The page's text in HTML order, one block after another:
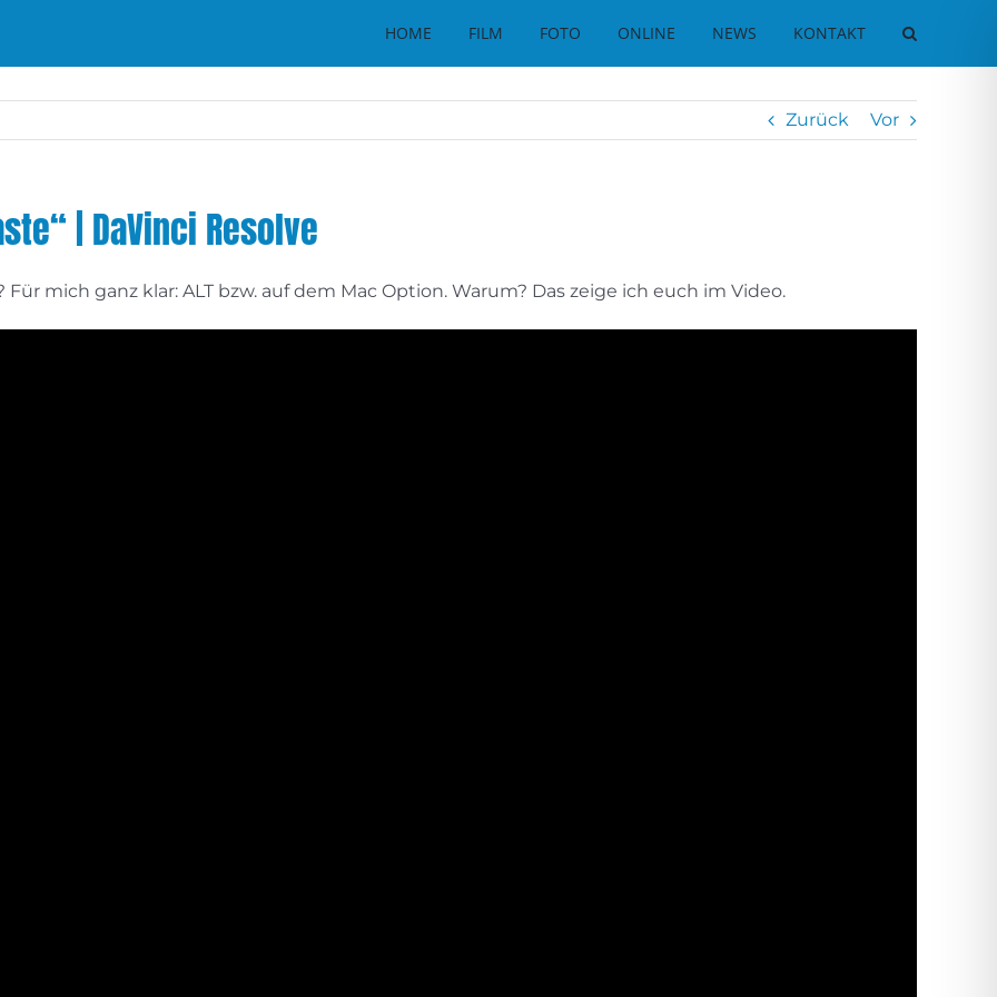
HOME FILM FOTO ONLINE NEWS KONTAKT
Zurück Vor
| DaVinci Resolve
mich ganz klar: ALT bzw. auf dem Mac Option. Warum? Das zeige ich euch im Video.